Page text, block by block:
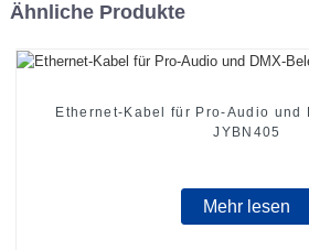
Ähnliche Produkte
Ethernet-Kabel für Pro-Audio und
JYBN405
Mehr lesen